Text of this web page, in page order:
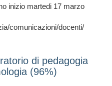
inizio martedi 17 marzo
comunicazioni/docenti/
di pedagogia
(96%)